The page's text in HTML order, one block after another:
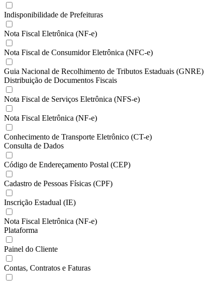
Indisponibilidade de Prefeituras
Nota Fiscal Eletrônica (NF-e)
Nota Fiscal de Consumidor Eletrônica (NFC-e)
Guia Nacional de Recolhimento de Tributos Estaduais (GNRE)
Distribuição de Documentos Fiscais
Nota Fiscal de Serviços Eletrônica (NFS-e)
Nota Fiscal Eletrônica (NF-e)
Conhecimento de Transporte Eletrônico (CT-e)
Consulta de Dados
Código de Endereçamento Postal (CEP)
Cadastro de Pessoas Físicas (CPF)
Inscrição Estadual (IE)
Nota Fiscal Eletrônica (NF-e)
Plataforma
Painel do Cliente
Contas, Contratos e Faturas